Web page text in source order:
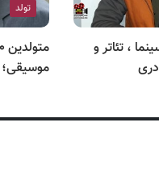
سینما ، تئاتر و
تولد
موسیقی؛